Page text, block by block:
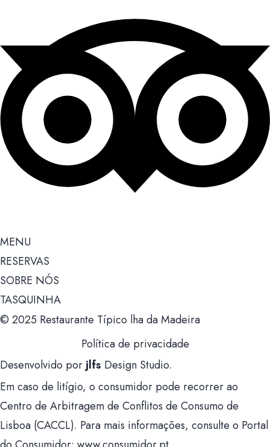
MENU
RESERVAS
SOBRE NÓS
TASQUINHA
© 2025 Restaurante Típico lha da Madeira
Política de privacidade
Desenvolvido por jlfs Design Studio.
Em caso de litígio, o consumidor pode recorrer ao
Centro de Arbitragem de Conflitos de Consumo de
Lisboa (CACCL). Para mais informações, consulte o Portal